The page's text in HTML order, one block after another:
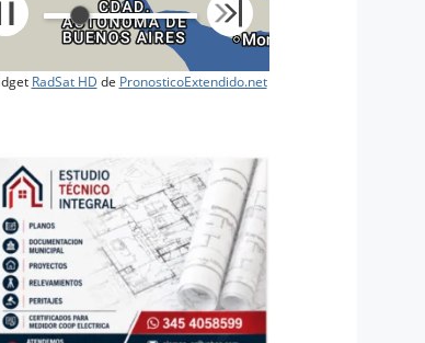
RadSat HD de PronosticoExtendido.net